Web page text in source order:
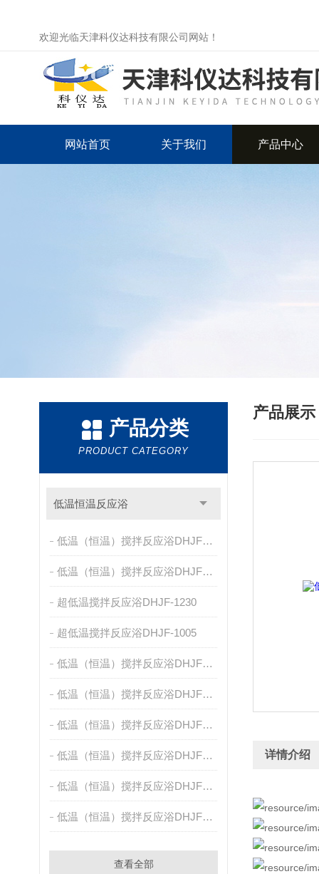
欢迎光临天津科仪达科技有限公司网站！
网站首页 关于我们 产品中心
产品分类
PRODUCT CATEGORY
低温恒温反应浴
低温（恒温）搅拌反应浴DHJF-8005E/F
低温（恒温）搅拌反应浴DHJF-8005C/D
超低温搅拌反应浴DHJF-1230
超低温搅拌反应浴DHJF-1005
低温（恒温）搅拌反应浴DHJF-2005
低温（恒温）搅拌反应浴DHJF-4005A
低温（恒温）搅拌反应浴DHJF-4005
低温（恒温）搅拌反应浴DHJF-4020
低温（恒温）搅拌反应浴DHJF-4002
低温（恒温）搅拌反应浴DHJF-8002
查看全部
产品展示
详情介绍